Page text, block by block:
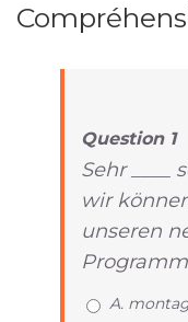
Question 1
Sehr ____
wir
unseren
A.